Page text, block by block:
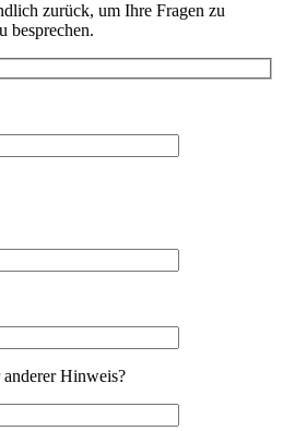
zurück, um Ihre Fragen zu
besprechen.
Hinweis?